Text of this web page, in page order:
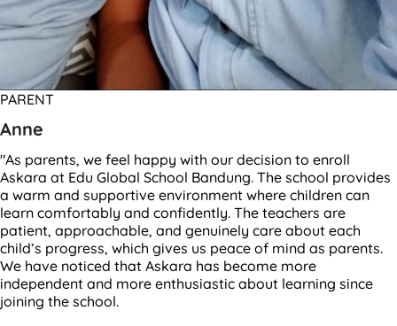
PARENT
Anne
"As parents, we feel happy with our decision to enroll
Askara at Edu Global School Bandung. The school provides
a warm and supportive environment where children can
learn comfortably and confidently. The teachers are
patient, approachable, and genuinely care about each
child’s progress, which gives us peace of mind as parents.
We have noticed that Askara has become more
independent and more enthusiastic about learning since
joining the school.